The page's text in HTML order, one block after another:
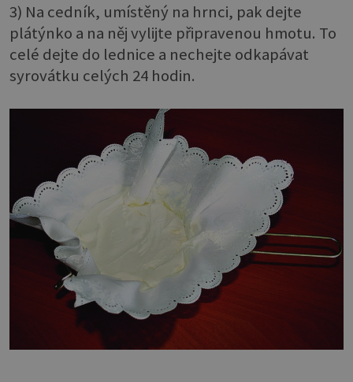
3) Na cedník, umístěný na hrnci, pak dejte
plátýnko a na něj vylijte připravenou hmotu. To
celé dejte do lednice a nechejte odkapávat
syrovátku celých 24 hodin.